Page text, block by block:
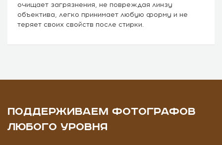
очищает загрязнения, не повреждая линзу
объектива, легко принимает любую форму и не
теряет своих свойств после стирки.
ПОДДЕРЖИВАЕМ ФОТОГРАФОВ
ЛЮБОГО УРОВНЯ